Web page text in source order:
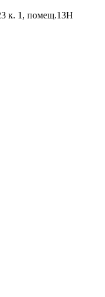
к. 1, помещ.13Н